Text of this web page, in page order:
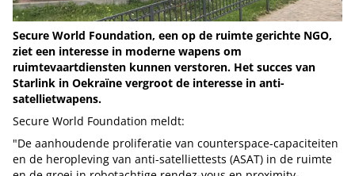
Secure World Foundation, een op de ruimte gerichte NGO,
ziet een interesse in moderne wapens om
ruimtevaartdiensten kunnen verstoren. Het succes van
Starlink in Oekraïne vergroot de interesse in anti-
satellietwapens.
Secure World Foundation meldt:
"De aanhoudende proliferatie van counterspace-capaciteiten
en de heropleving van anti-satelliettests (ASAT) in de ruimte